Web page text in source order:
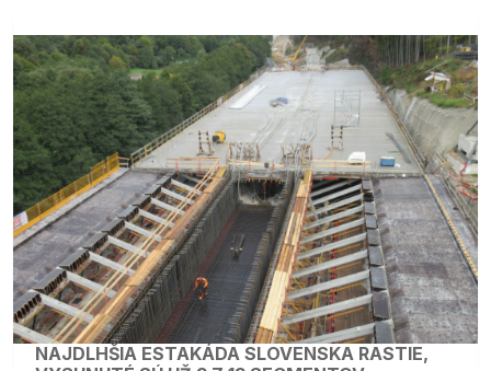
NAJDLHŠIA ESTAKÁDA SLOVENSKA RASTIE,